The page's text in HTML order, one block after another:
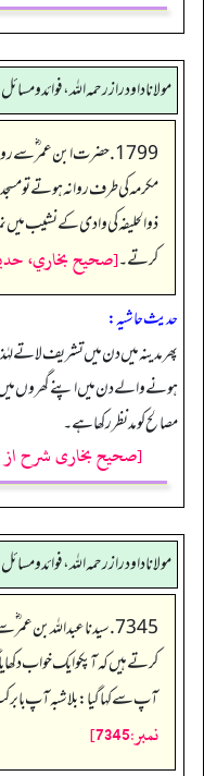
مولانا داود راز رحمه الله، فوائد و
1799. حضرت ابن عمر ؓ سے
مکرمہ کی طرف روانہ ہوتے تو
ذوالحلیفہ کی وادی کے نشیب
کرتے۔[صحيح بخاري، حديث
حدیث حاشیہ:
پھر مدینہ میں دن میں تشریف لاتے
ہونے والے دن میں اپنے گھروں
مصالح کو مد نظر رکھا ہے۔
[صحیح بخاری شرح از
مولانا داود راز رحمه الله، فوائد و
7345. سیدنا عبداللہ بن
کرتے ہیں کہ آپکو ایک خواب
آپ سے کہا گیا: بلاشبہ آپ
نمبر:7345]